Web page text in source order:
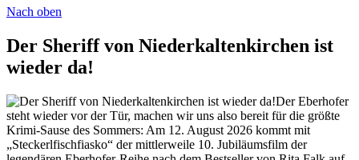
Nach oben
Der Sheriff von Niederkaltenkirchen ist
wieder da!
Der Eberhofer
steht wieder vor der Tür, machen wir uns also bereit für die größte
Krimi-Sause des Sommers: Am 12. August 2026 kommt mit
„Steckerlfischfiasko“ der mittlerweile 10. Jubiläumsfilm der